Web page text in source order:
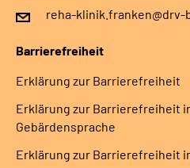
reha-klinik.franken@drv-
Barrierefreiheit
Erklärung zur Barrierefreiheit
Erklärung zur Barrierefreiheit
Gebärdensprache
Erklärung zur Barrierefreiheit